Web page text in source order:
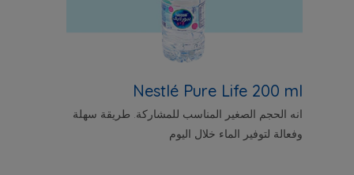
Nestlé Pure Life 200 ml
انه الحجم الصغير المناسب للمشاركة. طريقة سهلة
وفعالة لتوفير الماء خلال اليوم